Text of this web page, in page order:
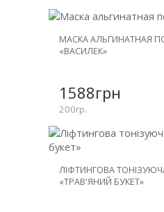
МАСКА АЛЬГИНАТНАЯ
«ВАСИЛЕК»
1588грн
200гр.
ЛІФТИНГОВА
«ТРАВ'ЯНИЙ БУКЕТ»